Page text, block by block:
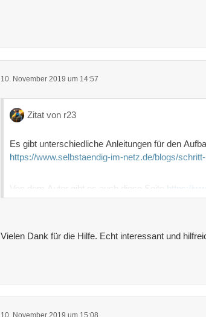
10. November 2019 um 14:57
Zitat von r23
Es gibt unterschiedliche Anleitungen für den
https://www.selbstaendig-im-netz.de/blogs/
https://
Aufgeräumte Themes für wenig Geld bekommst
Vielen Dank für die Hilfe. Echt interessant und
10. November 2019 um 15:08